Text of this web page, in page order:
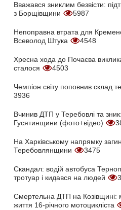
Вважався зниклим безвісти:
з Борщівщини
5987
Непоправна втрата для
Всеволод Штука
4548
Хресна хода до Почаєва
сталося
4503
Чемпіон світу поповнив склад
3936
Вчинив ДТП у Теребовлі та
Гусятинщини (фото+відео)
На Харківському напрямку
Теребовлянщини
3475
Скандал: водій автобуса
тротуар і кидався на людей
Смертельна ДТП на Козівщині:
життя 16-річного мотоцикліста